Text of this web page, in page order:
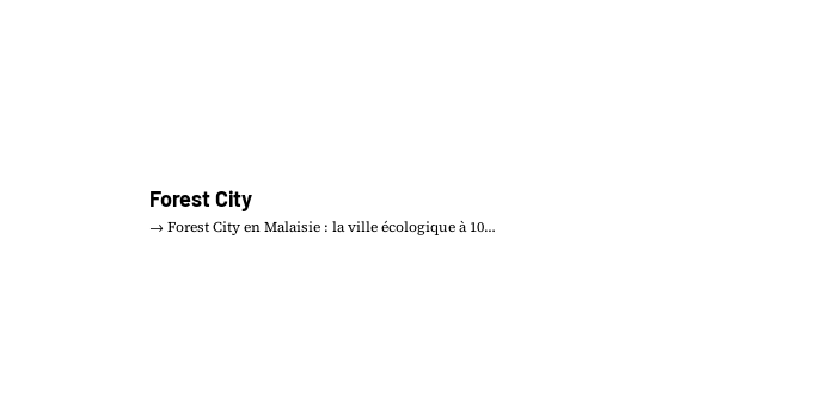
Forest City
→ Forest City en Malaisie : la ville écologique à 10…